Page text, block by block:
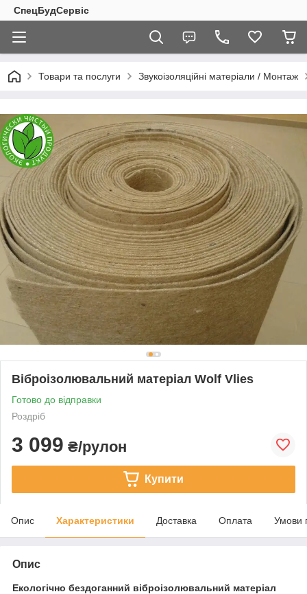
СпецБудСервіс
Товари та послуги Звукоізоляційні матеріали / Монтаж
Віброізолювальний матеріал Wolf Vlies
Готово до відправки
Роздріб
3 099 ₴/рулон
Купити
Опис Характеристики Доставка Оплата Умови
Опис
Екологічно бездоганний віброізолювальний матеріал